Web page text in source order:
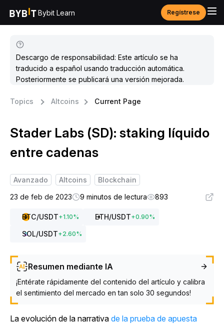
Bybit Learn Regístrese
Descargo de responsabilidad: Este artículo se ha
traducido a español usando traducción automática.
Posteriormente se publicará una versión mejorada.
Topics Altcoins Current Page
Stader Labs (SD): staking líquido
entre cadenas
Avanzado Altcoins
Blockchain
23 de feb de 2023
9 minutos de lectura 893
BTC/USDT+1.10% ETH/USDT+0.90%
SOL/USDT+2.60%
Resumen mediante IA
¡Entérate rápidamente del contenido del artículo y calibra
el sentimiento del mercado en tan solo 30 segundos!
La evolución de la narrativa de la prueba de apuesta